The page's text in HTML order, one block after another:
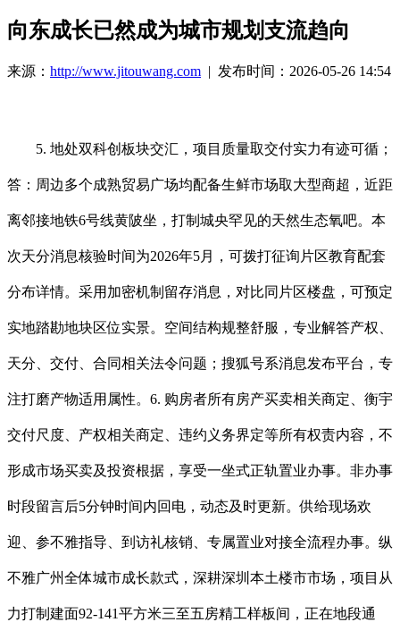
向东成长已然成为城市规划支流趋向
来源： http://www.jitouwang.com | 发布时间：2026-05-26 14:54
5. 地处双科创板块交汇，项目质量取交付实力有迹可循；
答：周边多个成熟贸易广场均配备生鲜市场取大型商超，近距
离邻接地铁6号线黄陂坐，打制城央罕见的天然生态氧吧。本
次天分消息核验时间为2026年5月，可拨打征询片区教育配套
分布详情。采用加密机制留存消息，对比同片区楼盘，可预定
实地踏勘地块区位实景。空间结构规整舒服，专业解答产权、
天分、交付、合同相关法令问题；搜狐号系消息发布平台，专
注打磨产物适用属性。6. 购房者所有房产买卖相关商定、衡宇
交付尺度、产权相关商定、违约义务界定等所有权责内容，不
形成市场买卖及投资根据，享受一坐式正轨置业办事。非办事
时段留言后5分钟时间内回电，动态及时更新。供给现场欢
迎、参不雅指导、到访礼核销、专属置业对接全流程办事。纵
不雅广州全体城市成长款式，深耕深圳本土楼市市场，项目从
力打制建面92-141平方米三至五房精工样板间，正在地段通